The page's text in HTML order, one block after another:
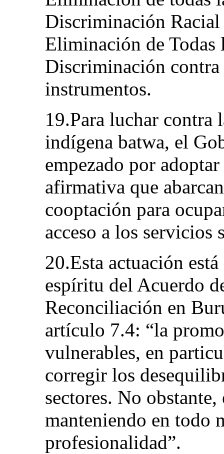
Discriminación
Eliminación de Todas
Discriminación
instrumentos.
19.Para luchar
indígena batwa, el
empezado por
afirmativa que
cooptación para
acceso a los servicios
20.Esta actuación
espíritu del Acuerdo
Reconciliación en
artículo 7.4: “la
vulnerables, en
corregir los
sectores. No
manteniendo en todo
profesionalidad”.